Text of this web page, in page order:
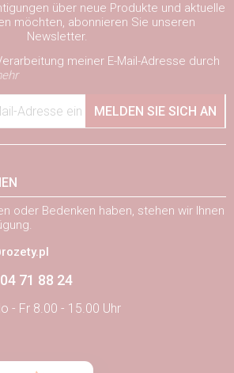
über neue Produkte und aktuelle
möchten, abonnieren Sie unseren
Newsletter.
meiner E-Mail-Adresse durch
Adresse ein MELDEN SIE SICH AN
oder Bedenken haben, stehen wir Ihnen
71 88 24
- Fr 8.00 - 15.00 Uhr